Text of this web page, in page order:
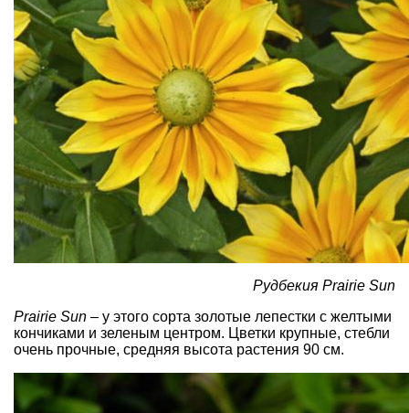
Рудбекия Prairie Sun
Prairie Sun – у этого сорта золотые лепестки с желтыми
кончиками и зеленым центром. Цветки крупные, стебли
очень прочные, средняя высота растения 90 см.